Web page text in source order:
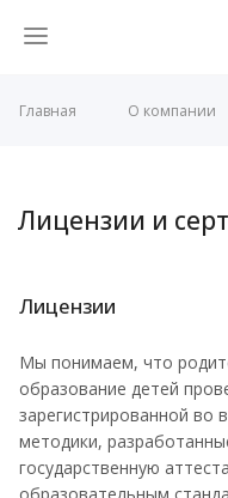
Главная О компании
Лицензии и
Лицензии
Мы понимаем, что
образование детей
зарегистрированной во
методики,
государственную